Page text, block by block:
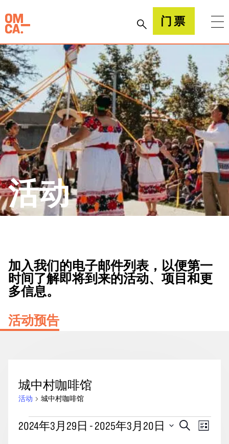
到
内
容
加州奥克兰博物馆(OMCA) 门票
活动
加入我们的电子邮件列表，以便第一
时间了解即将到来的活动、项目和更
多信息。
活动预告
城中村咖啡馆
活动 城中村咖啡馆
活
活
搜
事
列
2024年3月29日 - 2025年3月20日